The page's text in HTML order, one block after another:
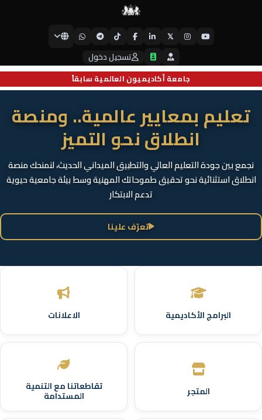
جامعة أكاديميون العالمية سابقاً
𝕏
تسجيل دخول
جامعة أيبكسي العالمية
تعليم بمعايير عالمية.. ومنصة
انطلاق نحو التميز
نجمع بين جودة التعليم العالي والتطبيق الميداني الحديث، لنمنحك منصة
انطلاق استثنائية نحو تحقيق طموحاتك المهنية وسط بيئة جامعية حيوية
تدعم الابتكار
تعرّف علينا
البرامج الأكاديمية الاعلانات
المتجر تقاطعاتنا مع التنمية
المستدامة